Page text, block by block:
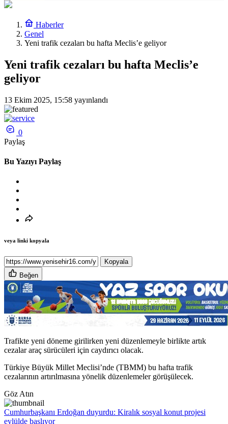
Haberler
Genel
Yeni trafik cezaları bu hafta Meclis’e geliyor
Yeni trafik cezaları bu hafta Meclis’e
geliyor
13 Ekim 2025, 15:58 yayınlandı
0
Paylaş
Bu Yazıyı Paylaş
veya linki kopyala
Kopyala
Beğen
Trafikte yeni döneme girilirken yeni düzenlemeyle birlikte artık
cezalar araç sürücüleri için caydırıcı olacak.
Türkiye Büyük Millet Meclisi’nde (TBMM) bu hafta trafik
cezalarının artırılmasına yönelik düzenlemeler görüşülecek.
Göz Atın
Cumhurbaşkanı Erdoğan duyurdu: Kiralık sosyal konut projesi
eylülde başlıyor